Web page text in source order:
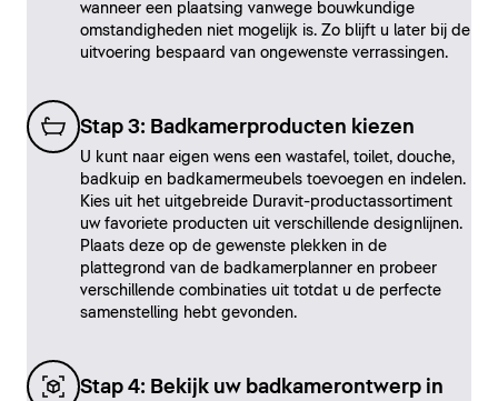
wanneer een plaatsing vanwege bouwkundige
omstandigheden niet mogelijk is. Zo blijft u later bij de
uitvoering bespaard van ongewenste verrassingen.
Stap 3: Badkamerproducten kiezen
U kunt naar eigen wens een wastafel, toilet, douche,
badkuip en badkamermeubels toevoegen en indelen.
Kies uit het uitgebreide Duravit-productassortiment
uw favoriete producten uit verschillende designlijnen.
Plaats deze op de gewenste plekken in de
plattegrond van de badkamerplanner en probeer
verschillende combinaties uit totdat u de perfecte
samenstelling hebt gevonden.
Stap 4: Bekijk uw badkamerontwerp in